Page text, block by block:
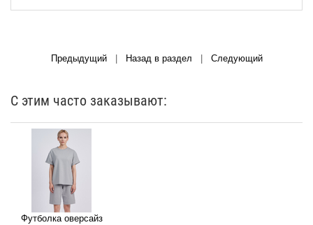
Предыдущий| Назад в раздел Следующий
С этим часто заказывают:
Футболка оверсайз